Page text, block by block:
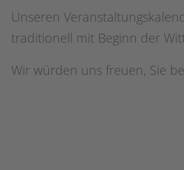
Unseren
traditionell mit Beginn der
Wir würden uns freuen, Sie